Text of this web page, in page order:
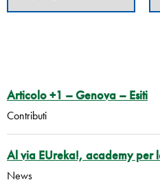
Articolo +1 – Genova – Esiti
Contributi
Al via EUreka!, academy per
News